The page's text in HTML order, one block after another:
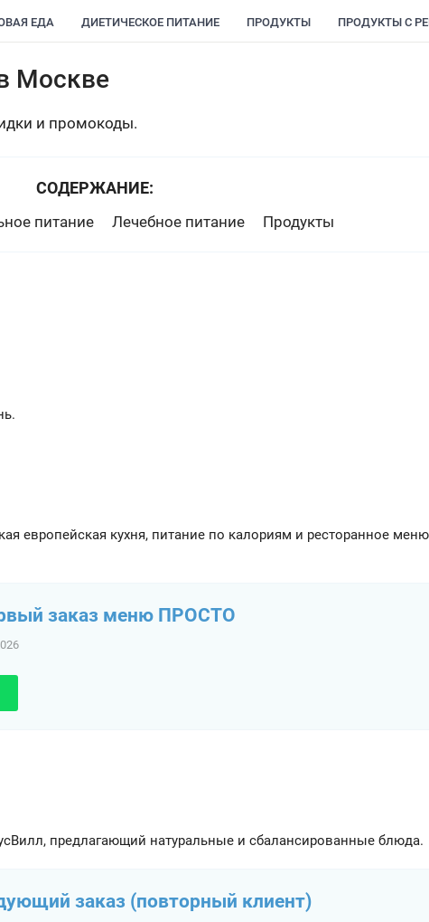
ЕДА ДИЕТИЧЕСКОЕ ПИТАНИЕ ПРОДУКТЫ ПРОДУКТЫ С
Москве
и промокоды.
СОДЕРЖАНИЕ:
питание Лечебное питание Продукты
европейская кухня, питание по калориям и ресторанное
заказ меню ПРОСТО
предлагающий натуральные и сбалансированные блюда.
заказ (повторный клиент)